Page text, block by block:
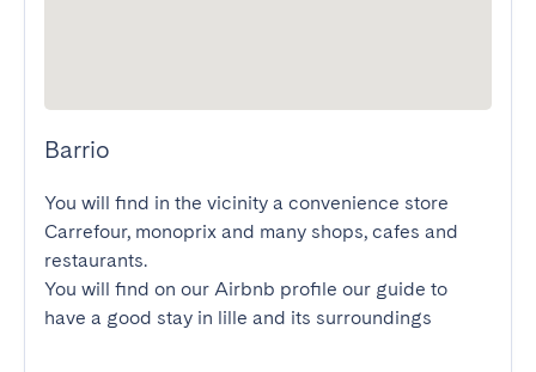
Barrio
You will find in the vicinity a convenience store
Carrefour, monoprix and many shops, cafes and
restaurants.
You will find on our Airbnb profile our guide to
have a good stay in lille and its surroundings